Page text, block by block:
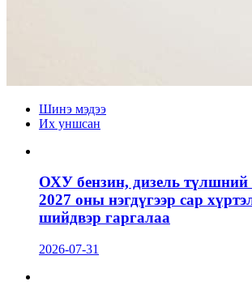
Шинэ мэдээ
Их уншсан
ОХУ бензин, дизель түлшний
2027 оны нэгдүгээр сар
шийдвэр гаргалаа
2026-07-31